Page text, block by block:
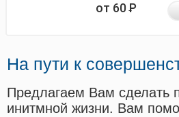
от 60Р
На пути к
Предлагаем Вам сделать
инитмной жизни. Вам